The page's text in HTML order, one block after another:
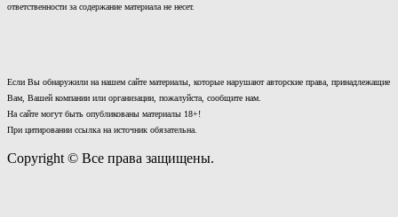
ответственности за содержание материала не несет.
Если Вы обнаружили на нашем сайте материалы, которые нарушают авторские права, принадлежащие
Вам, Вашей компании или организации, пожалуйста, сообщите нам.
На сайте могут быть опубликованы материалы 18+!
При цитировании ссылка на источник обязательна.
Copyright © Все права защищены.